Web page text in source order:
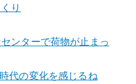
り
ンターで荷物が止まっ
代の変化を感じるね